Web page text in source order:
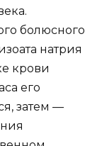
болюсного
натрия
крови
его
затем —